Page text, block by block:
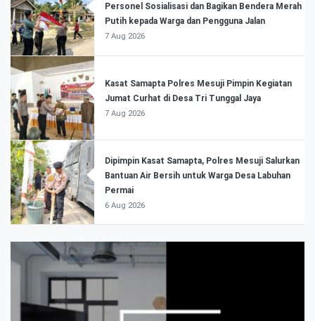
Personel Sosialisasi dan Bagikan Bendera Merah
Putih kepada Warga dan Pengguna Jalan
7 Aug 2026
Kasat Samapta Polres Mesuji Pimpin Kegiatan
Jumat Curhat di Desa Tri Tunggal Jaya
7 Aug 2026
Dipimpin Kasat Samapta, Polres Mesuji Salurkan
Bantuan Air Bersih untuk Warga Desa Labuhan
Permai
6 Aug 2026